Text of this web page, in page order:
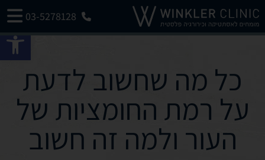
03-5278128
כל מה שחשוב לדעת
על רמת החומציות של
העור ולמה זה חשוב